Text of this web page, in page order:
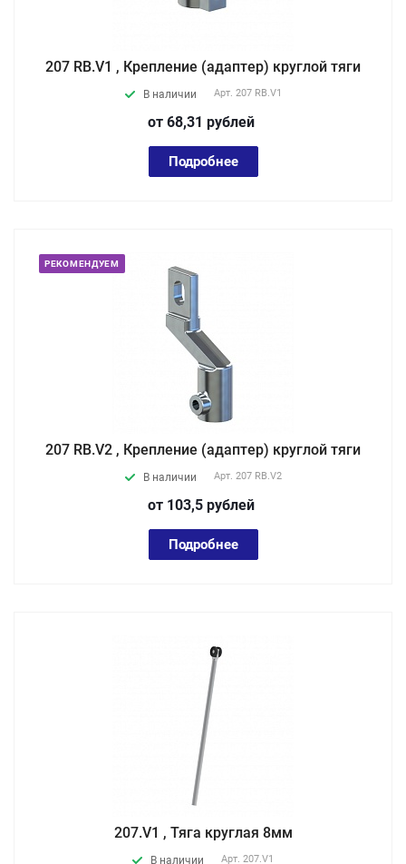
207 RB.V1 , Крепление (адаптер) круглой тяги
В наличии Арт. 207 RB.V1
от 68,31 рублей
Подробнее
РЕКОМЕНДУЕМ
207 RB.V2 , Крепление (адаптер) круглой тяги
В наличии Арт. 207 RB.V2
от 103,5 рублей
Подробнее
207.V1 , Тяга круглая 8мм
В наличии Арт. 207.V1